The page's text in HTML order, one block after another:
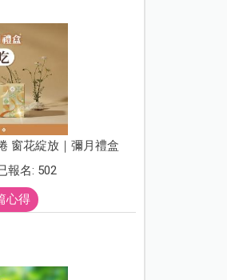
窗花綻放｜彌月禮盒
報名: 502
心得